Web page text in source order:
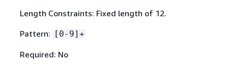
Length Constraints: Fixed length of 12.
Pattern: [0-9]+
Required: No